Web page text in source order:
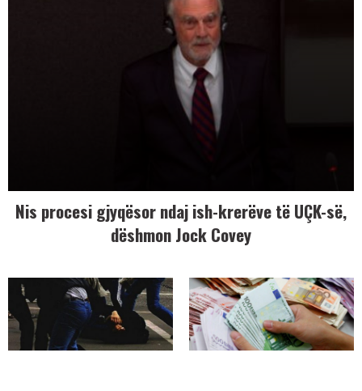
Nis procesi gjyqësor ndaj ish-krerëve të UÇK-së,
dëshmon Jock Covey